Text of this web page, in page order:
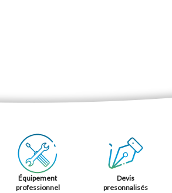
Équipement
professionnel
Devis
presonnalisés